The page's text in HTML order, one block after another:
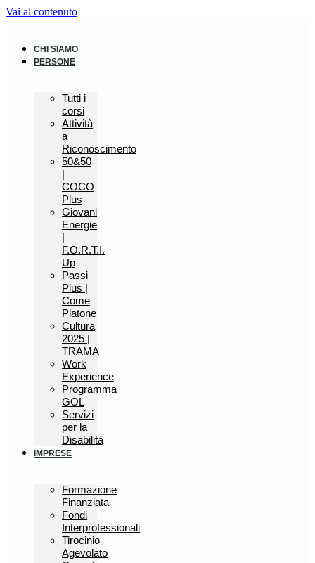
Vai al contenuto
CHI SIAMO
PERSONE
Tutti i
corsi
Attività
a
Riconoscimento
50&50
|
COCO
Plus
Giovani
Energie
|
F.O.R.T.I.
Up
Passi
Plus |
Come
Platone
Cultura
2025 |
TRAMA
Work
Experience
Programma
GOL
Servizi
per la
Disabilità
IMPRESE
Formazione
Finanziata
Fondi
Interprofessionali
Tirocinio
Agevolato